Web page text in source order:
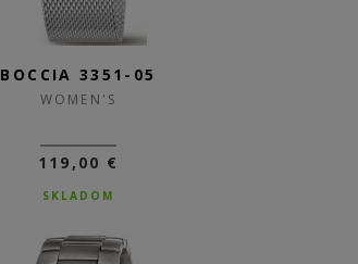
BOCCIA 3351-05
WOMEN'S
119,00 €
SKLADOM